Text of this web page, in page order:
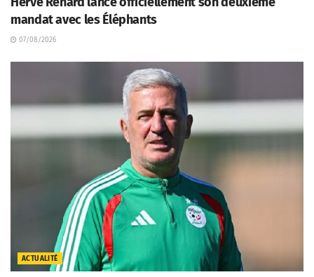
mandat avec les Éléphants
07/08/2026
ACTUALITÉ